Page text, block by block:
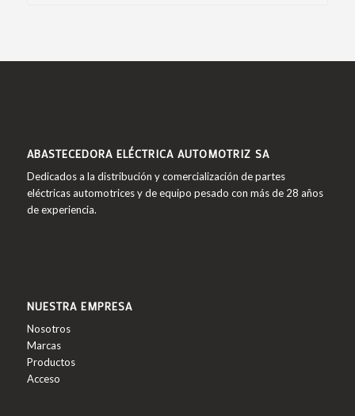
ABASTECEDORA ELÉCTRICA AUTOMOTRIZ SA
Dedicados a la distribución y comercialización de partes
eléctricas automotrices y de equipo pesado con más de 28 años
de experiencia.
NUESTRA EMPRESA
Nosotros
Marcas
Productos
Acceso